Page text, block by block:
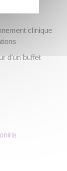
clinique
d'un buffet